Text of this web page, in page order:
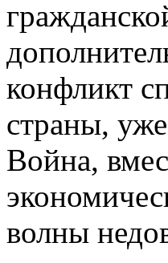
конфликт
страны,
Война,
волны